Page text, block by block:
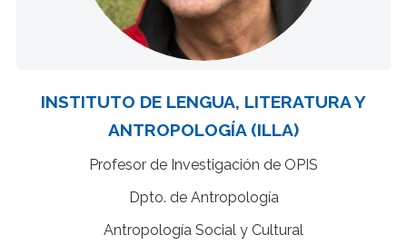
INSTITUTO DE LENGUA, LITERATURA Y
ANTROPOLOGÍA (ILLA)
Profesor de Investigación de OPIS
Dpto. de Antropología
Antropología Social y Cultural